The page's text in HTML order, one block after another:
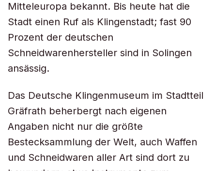
Mitteleuropa bekannt. Bis heute hat die
Stadt einen Ruf als Klingenstadt; fast 90
Prozent der deutschen
Schneidwarenhersteller sind in Solingen
ansässig.
Das Deutsche Klingenmuseum im Stadtteil
Gräfrath beherbergt nach eigenen
Angaben nicht nur die größte
Bestecksammlung der Welt, auch Waffen
und Schneidwaren aller Art sind dort zu